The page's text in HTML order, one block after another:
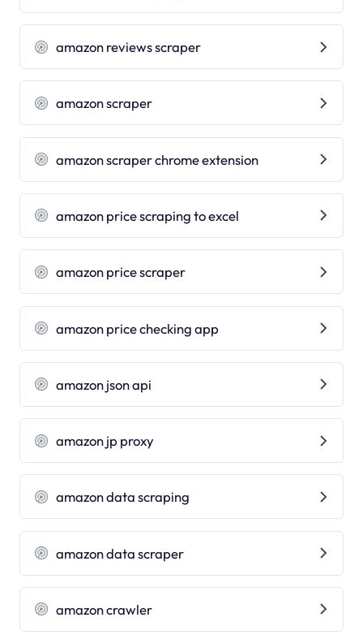
amazon reviews scraper
amazon scraper
amazon scraper chrome extension
amazon price scraping to excel
amazon price scraper
amazon price checking app
amazon json api
amazon jp proxy
amazon data scraping
amazon data scraper
amazon crawler